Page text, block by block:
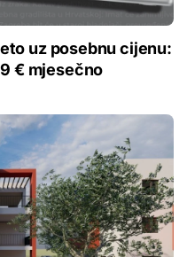
uz posebnu cijenu:
€ mjesečno